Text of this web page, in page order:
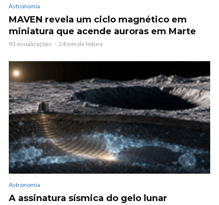
Astronomia
MAVEN revela um ciclo magnético em
miniatura que acende auroras em Marte
93 visualizações 24 min de leitura
Astronomia
A assinatura sísmica do gelo lunar